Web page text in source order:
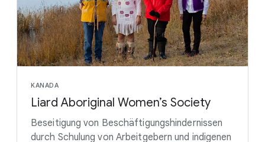
KANADA
Liard Aboriginal Women’s Society
Beseitigung von Beschäftigungshindernissen
durch Schulung von Arbeitgebern und indigenen